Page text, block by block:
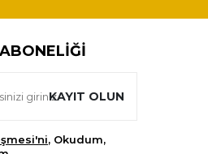
KAYIT OLUN
, Okudum,